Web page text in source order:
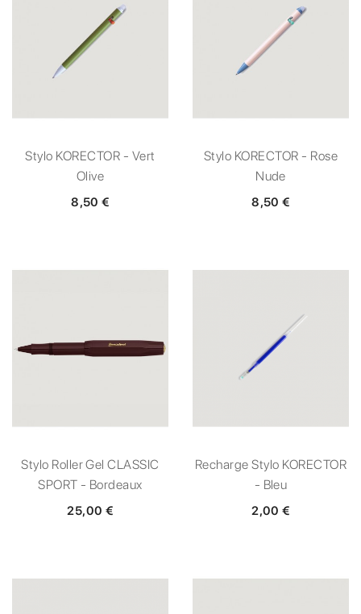
Stylo KORECTOR - Vert
Olive
8,50 €
Stylo KORECTOR - Rose
Nude
8,50 €
Stylo Roller Gel CLASSIC
SPORT - Bordeaux
25,00 €
Recharge Stylo KORECTOR
- Bleu
2,00 €